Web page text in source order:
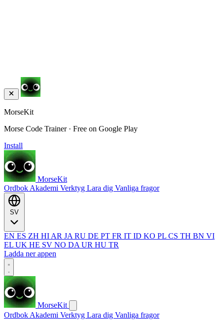
MorseKit
Morse Code Trainer · Free on Google Play
Install
MorseKit
Ordbok Akademi Verktyg Lara dig Vanliga fragor
EN ES ZH HI AR JA RU DE PT FR IT ID KO PL CS TH BN VI
EL UK HE SV NO DA UR HU TR
Ladda ner appen
MorseKit
Ordbok Akademi Verktyg Lara dig Vanliga fragor